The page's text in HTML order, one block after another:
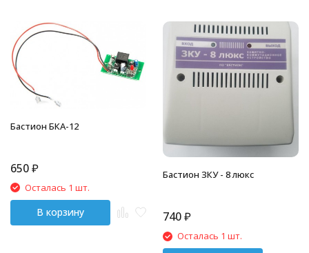
Бастион БКА-12
650₽
Осталась 1 шт.
В корзину
Бастион ЗКУ - 8 люкс
740₽
Осталась 1 шт.